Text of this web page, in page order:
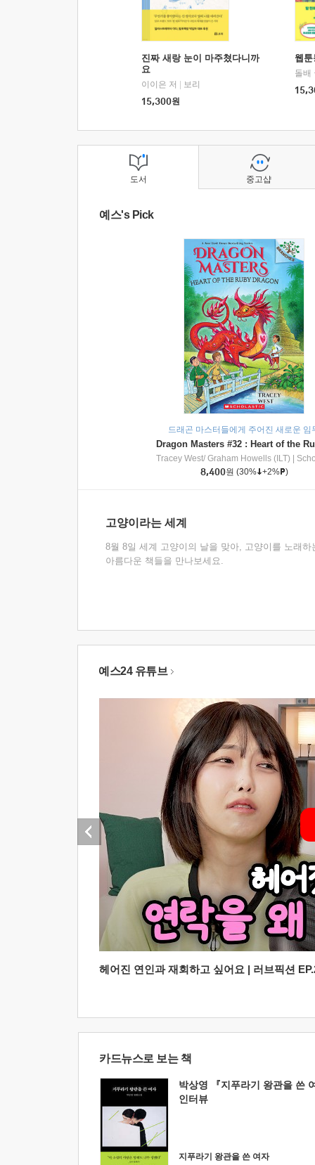
진짜 새랑 눈이 마주쳤다니까
요
이이은 저
보리
15,300원
웹
돌배
도서
예스's Pick
드래곤 마스터들에게 주어진 새로운 임
Tracey West/ Graham Howells (ILT)
8,400원 (30% +2% )
고양이라는 세계
8월 8일 세계 고양이의 날을 맞아, 고양이를 노래하
아름다운 책들을 만나보세요.
중고샵
예스24 유튜브
헤어진 연인과 재회하고 싶어요 | 러브픽션
카드뉴스로 보는 책
박상영 『지푸라기 왕관을 쓴
인터뷰
지푸라기 왕관을 쓴 여자